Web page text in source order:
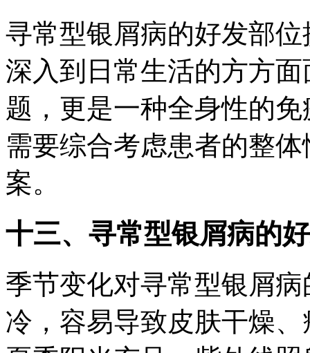
寻常型银屑病的好发部
深入到日常生活的方方
题，更是一种全身性的
需要综合考虑患者的整
案。
十三、寻常型银屑病的
季节变化对寻常型银屑
冷，容易导致皮肤干燥